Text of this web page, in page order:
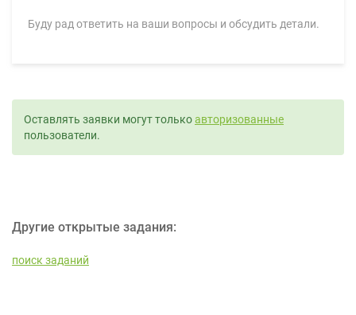
Буду рад ответить на ваши вопросы и обсудить детали.
Оставлять заявки могут толькоавторизованные
пользователи.
Другие открытые задания:
поиск заданий